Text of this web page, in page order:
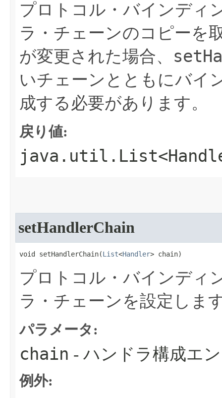
プロトコル・バインディ
ラ・チェーンのコピーを
が変更された場合、
いチェーンとともにバイ
成する必要があります。
戻り値:
setHandlerChain
void setHandlerChain​(List<Handler> chain)
プロトコル・バインディ
ラ・チェーンを設定しま
パラメータ:
chain - ハンドラ構成エ
例外: